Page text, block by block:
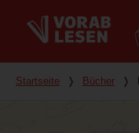
Du bist hier
Startseite ❭ Bücher ❭